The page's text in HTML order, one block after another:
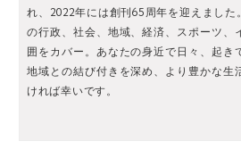
れ、2022年には創刊65周年を迎えました
の行政、社会、地域、経済、スポーツ、
囲をカバー。あなたの身近で日々、起き
地域との結び付きを深め、より豊かな生
ければ幸いです。